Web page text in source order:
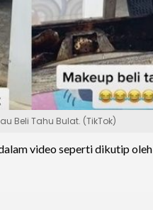
Beli Tahu Bulat. (TikTok)
video seperti dikutip oleh